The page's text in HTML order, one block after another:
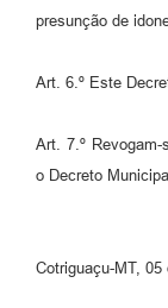
presunção de
Art. 6.º Este
Art. 7.º
o Decreto
Cotriguaçu-MT, 05